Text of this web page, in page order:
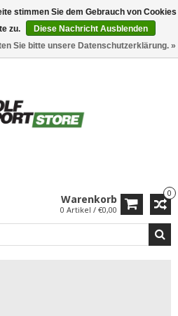
0
Warenkorb
0 Artikel / €0,00
stimmen Sie dem Gebrauch von Cookies
zu.
Diese Nachricht Ausblenden
Sie bitte unsere Datenschutzerklärung. »